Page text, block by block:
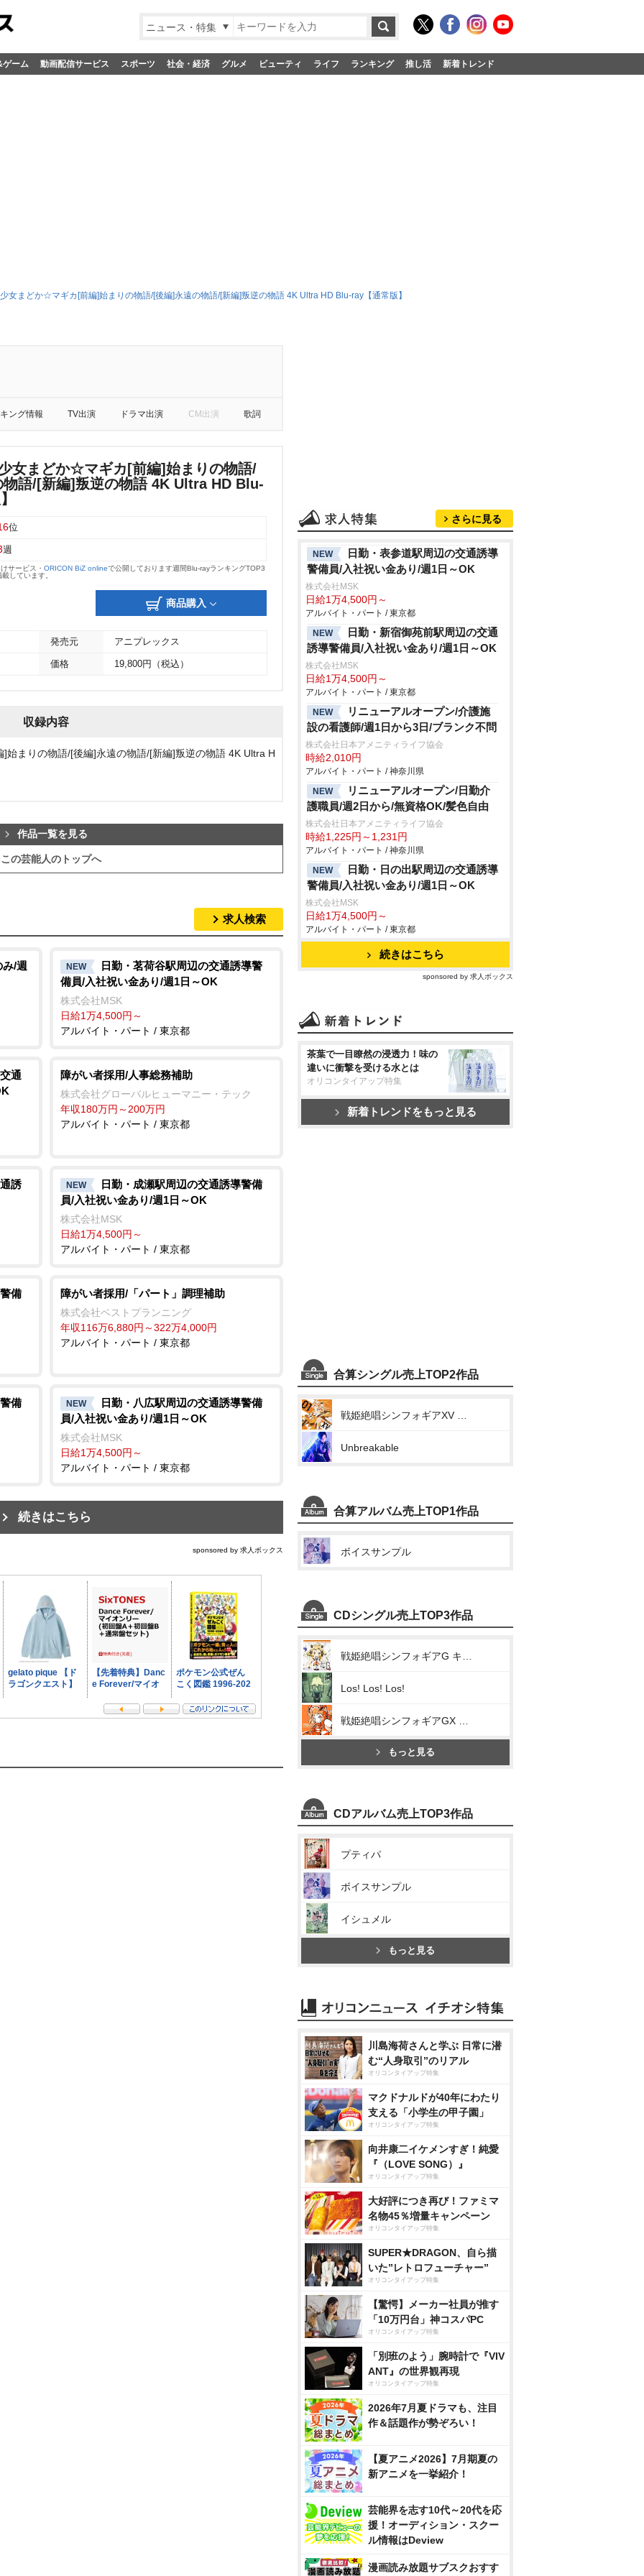
ニュース・特集
ゲーム 動画配信サービス スポーツ 社会・経済 グルメ ビューティ ライフ ランキング 推し活 新着トレンド
女まどか☆マギカ[前編]始まりの物語/[後編]永遠の物語/[新編]叛逆の物語 4K Ultra HD Blu-ray【通常版】
ング情報 TV出演 ドラマ出演 CM出演 歌詞
女まどか☆マギカ[前編]始まりの物語/
語/[新編]叛逆の物語 4K Ultra HD Blu-
位
週
サービス・ ORICON BiZ onlineで公開しております週間Blu-rayランキングTOP3
しています。
商品購入
発売元 アニプレックス
価格 19,800円（税込）
収録内容
まりの物語/[後編]永遠の物語/[新編]叛逆の物語 4K Ultra H
作品一覧を見る
この芸能人のトップへ
求人検索
/週 NEW
日勤・茗荷谷駅周辺の交通誘導警
備員/入社祝い金あり/週1日～OK
株式会社MSK
日給1万4,500円～
アルバイト・パート / 東京都
通
障がい者採用/人事総務補助
株式会社グローバルヒューマニー・テック
年収180万円～200万円
アルバイト・パート / 東京都
誘 NEW
日勤・成瀬駅周辺の交通誘導警備
員/入社祝い金あり/週1日～OK
株式会社MSK
日給1万4,500円～
アルバイト・パート / 東京都
備 障がい者採用/「パート」調理補助
株式会社ベストプランニング
年収116万6,880円～322万4,000円
アルバイト・パート / 東京都
備 NEW
日勤・八広駅周辺の交通誘導警備
員/入社祝い金あり/週1日～OK
株式会社MSK
日給1万4,500円～
アルバイト・パート / 東京都
続きはこちら
sponsored by 求人ボックス
さらに見る
NEW
日勤・表参道駅周辺の交通誘導
警備員/入社祝い金あり/週1日～OK
株式会社MSK
日給1万4,500円～
アルバイト・パート / 東京都
NEW
日勤・新宿御苑前駅周辺の交通
誘導警備員/入社祝い金あり/週1日～OK
株式会社MSK
日給1万4,500円～
アルバイト・パート / 東京都
NEW
リニューアルオープン/介護施
設の看護師/週1日から3日/ブランク不問
株式会社日本アメニティライフ協会
時給2,010円
アルバイト・パート / 神奈川県
NEW
リニューアルオープン/日勤介
護職員/週2日から/無資格OK/髪色自由
株式会社日本アメニティライフ協会
時給1,225円～1,231円
アルバイト・パート / 神奈川県
NEW
日勤・日の出駅周辺の交通誘導
警備員/入社祝い金あり/週1日～OK
株式会社MSK
日給1万4,500円～
アルバイト・パート / 東京都
続きはこちら
sponsored by 求人ボックス
茶葉で一目瞭然の浸透力！味の
違いに衝撃を受ける水とは
オリコンタイアップ特集
新着トレンドをもっと見る
合算シングル売上TOP2作品
Unbreakable
合算アルバム売上TOP1作品
ボイスサンプル
CDシングル売上TOP3作品
Los! Los! Los!
もっと見る
CDアルバム売上TOP3作品
プティパ
ボイスサンプル
イシュメル
もっと見る
川島海荷さんと学ぶ 日常に潜
む“人身取引”のリアル
オリコンタイアップ特集
マクドナルドが40年にわたり
支える「小学生の甲子園」
オリコンタイアップ特集
向井康二イケメンすぎ！純愛
『（LOVE SONG）』
オリコンタイアップ特集
大好評につき再び！ファミマ
名物45％増量キャンペーン
オリコンタイアップ特集
SUPER★DRAGON、自ら描
いた”レトロフューチャー”
オリコンタイアップ特集
【驚愕】メーカー社員が推す
「10万円台」神コスパPC
オリコンタイアップ特集
「別班のよう」腕時計で『VIV
ANT』の世界観再現
オリコンタイアップ特集
2026年7月夏ドラマも、注目
作＆話題作が勢ぞろい！
【夏アニメ2026】7月期夏の
新アニメを一挙紹介！
芸能界を志す10代～20代を応
援！オーディション・スクー
ル情報はDeview
漫画読み放題サブスクおすす